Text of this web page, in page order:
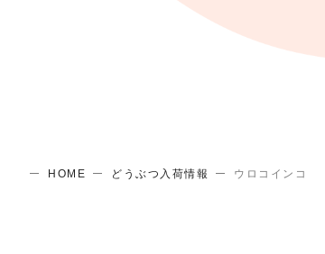
HOME どうぶつ入荷情報 ウロコインコ